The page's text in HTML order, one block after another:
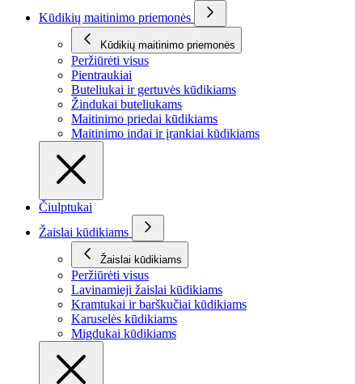
Kūdikių maitinimo priemonės
Kūdikių maitinimo priemonės
Peržiūrėti visus
Pientraukiai
Buteliukai ir gertuvės kūdikiams
Žindukai buteliukams
Maitinimo priedai kūdikiams
Maitinimo indai ir įrankiai kūdikiams
Čiulptukai
Žaislai kūdikiams
Žaislai kūdikiams
Peržiūrėti visus
Lavinamieji žaislai kūdikiams
Kramtukai ir barškučiai kūdikiams
Karuselės kūdikiams
Migdukai kūdikiams